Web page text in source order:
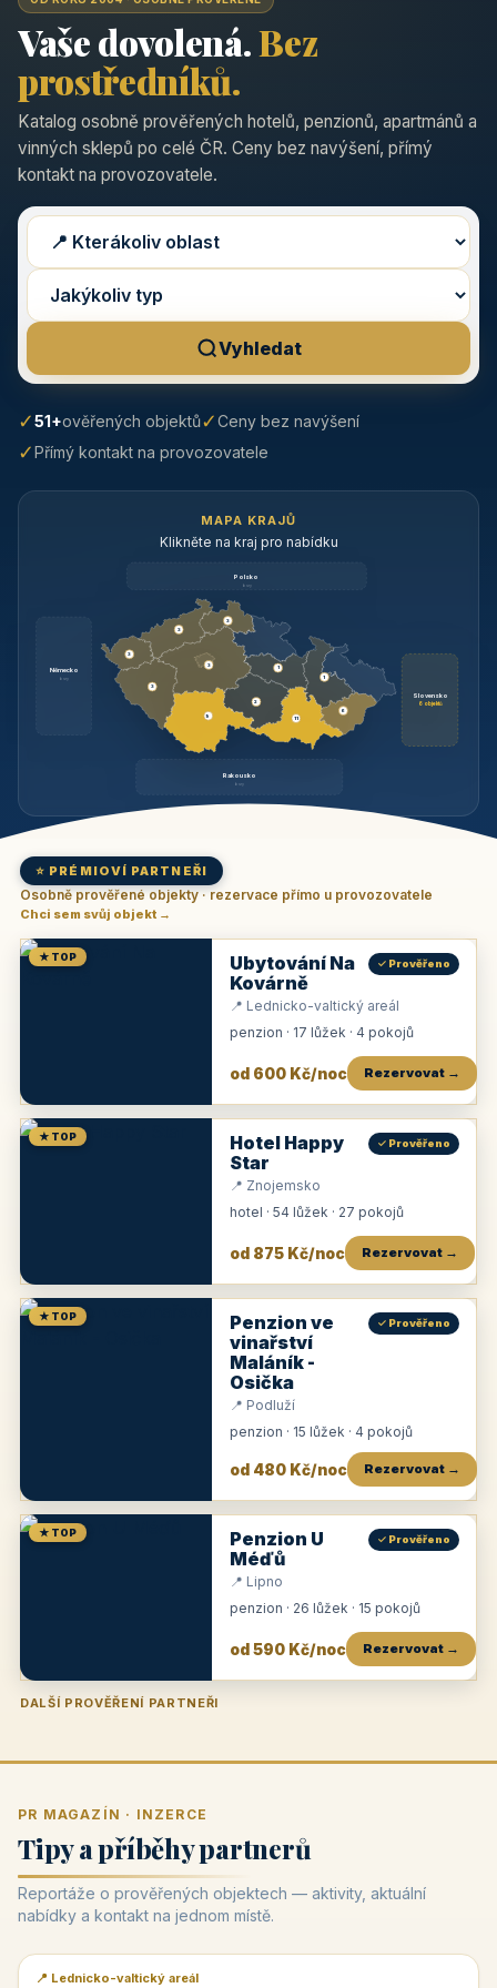
Vaše dovolená.Bez
prostředníků.
Katalog osobně prověřených hotelů, penzionů, apartmánů a
vinných sklepů po celé ČR. Ceny bez navýšení, přímý
kontakt na provozovatele.
Vyhledat
✓51+ověřených objektů✓Ceny bez navýšení
✓Přímý kontakt na provozovatele
MAPA KRAJŮ
Klikněte na kraj pro nabídku
Polsko
brzy
Německo
brzy
Slovensko
6 objektů
Rakousko
brzy
3
9
3
3
3
3
1
2
11
1
6
⭐ PRÉMIOVÍ PARTNEŘI
Osobně prověřené objekty · rezervace přímo u provozovatele
Chci sem svůj objekt →
★ TOP
Ubytování Na
Kovárně
✓ Prověřeno
📍 Lednicko-valtický areál
penzion · 17 lůžek · 4 pokojů
od 600 Kč/noc Rezervovat →
★ TOP
Hotel Happy
Star
✓ Prověřeno
📍 Znojemsko
hotel · 54 lůžek · 27 pokojů
od 875 Kč/noc Rezervovat →
★ TOP
Penzion ve
vinařství
Maláník -
Osička
✓ Prověřeno
📍 Podluží
penzion · 15 lůžek · 4 pokojů
od 480 Kč/noc Rezervovat →
★ TOP
Penzion U
Méďů
✓ Prověřeno
📍 Lipno
penzion · 26 lůžek · 15 pokojů
od 590 Kč/noc Rezervovat →
DALŠÍ PROVĚŘENÍ PARTNEŘI
Penzion U Zámku Pension Faber
PR MAGAZÍN · INZERCE
Tipy a příběhy partnerů
Reportáže o prověřených objektech — aktivity, aktuální
nabídky a kontakt na jednom místě.
📰 PR článek
📍 Lednicko-valtický areál